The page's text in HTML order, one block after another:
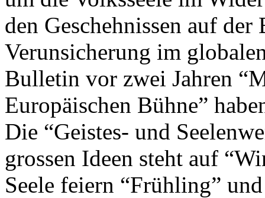
den Geschehnissen auf
Verunsicherung im
Bulletin vor zwei Jahren
Europäischen Bühne”
Die “Geistes- und
grossen Ideen steht auf
Seele feiern “Frühling”